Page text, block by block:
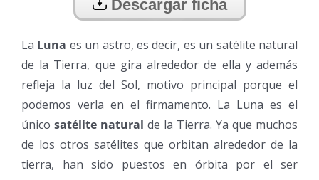
Descargar ficha
La Luna es un astro, es decir, es un satélite natural
de la Tierra, que gira alrededor de ella y además
refleja la luz del Sol, motivo principal porque el
podemos verla en el firmamento. La Luna es el
único satélite natural de la Tierra. Ya que muchos
de los otros satélites que orbitan alrededor de la
tierra, han sido puestos en órbita por el ser